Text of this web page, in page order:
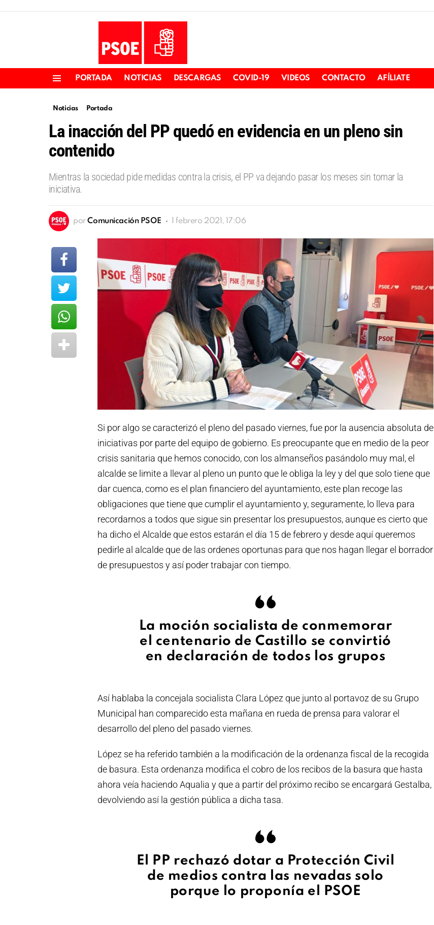
PORTADA NOTICIAS DESCARGAS COVID-19 VIDEOS CONTACTO AFÍLIATE
Noticias Portada
La inacción del PP quedó en evidencia en un pleno sin
contenido
Mientras la sociedad pide medidas contra la crisis, el PP va dejando pasar los meses sin tomar la
iniciativa.
por Comunicación PSOE 1 febrero 2021, 17:06
Si por algo se caracterizó el pleno del pasado viernes, fue por la ausencia absoluta de
iniciativas por parte del equipo de gobierno. Es preocupante que en medio de la peor
crisis sanitaria que hemos conocido, con los almanseños pasándolo muy mal, el
alcalde se limite a llevar al pleno un punto que le obliga la ley y del que solo tiene que
dar cuenca, como es el plan financiero del ayuntamiento, este plan recoge las
obligaciones que tiene que cumplir el ayuntamiento y, seguramente, lo lleva para
recordarnos a todos que sigue sin presentar los presupuestos, aunque es cierto que
ha dicho el Alcalde que estos estarán el día 15 de febrero y desde aquí queremos
pedirle al alcalde que de las ordenes oportunas para que nos hagan llegar el borrador
de presupuestos y así poder trabajar con tiempo.
La moción socialista de conmemorar
el centenario de Castillo se convirtió
en declaración de todos los grupos
Así hablaba la concejala socialista Clara López que junto al portavoz de su Grupo
Municipal han comparecido esta mañana en rueda de prensa para valorar el
desarrollo del pleno del pasado viernes.
López se ha referido también a la modificación de la ordenanza fiscal de la recogida
de basura. Esta ordenanza modifica el cobro de los recibos de la basura que hasta
ahora veía haciendo Aqualia y que a partir del próximo recibo se encargará Gestalba,
devolviendo así la gestión pública a dicha tasa.
El PP rechazó dotar a Protección Civil
de medios contra las nevadas solo
porque lo proponía el PSOE